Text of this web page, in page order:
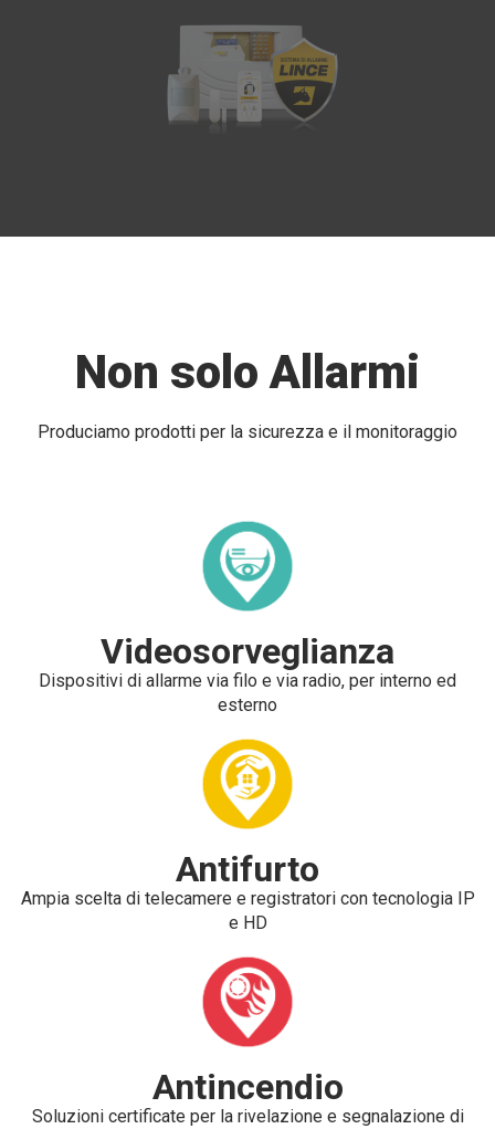
Non solo Allarmi
Produciamo prodotti per la sicurezza e il monitoraggio
Videosorveglianza
Dispositivi di allarme via filo e via radio, per interno ed
esterno
Antifurto
Ampia scelta di telecamere e registratori con tecnologia IP
e HD
Antincendio
Soluzioni certificate per la rivelazione e segnalazione di